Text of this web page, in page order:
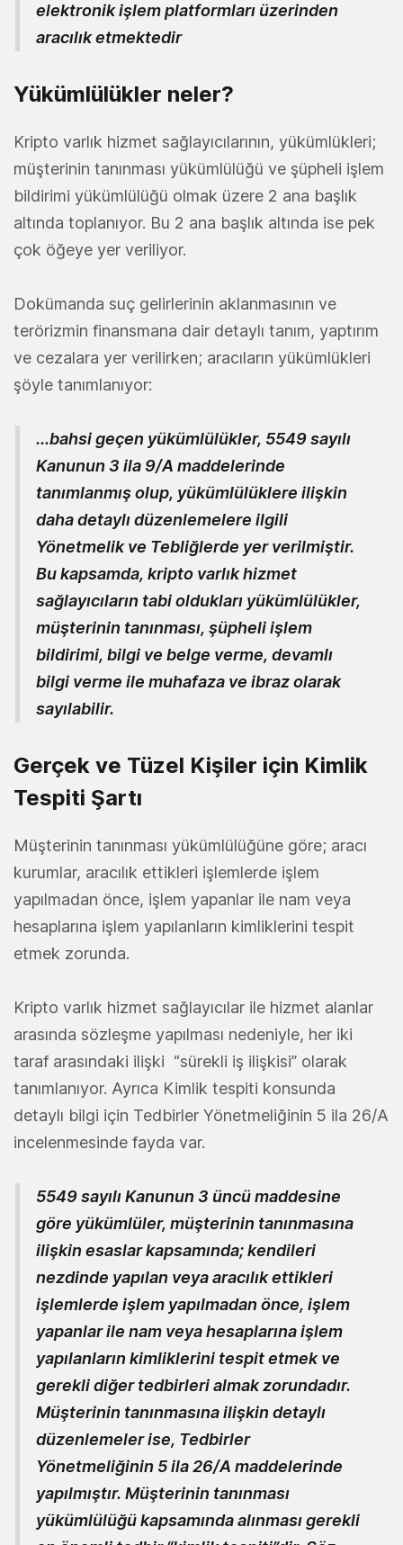
elektronik işlem platformları üzerinden
aracılık etmektedir
Yükümlülükler neler?
Kripto varlık hizmet sağlayıcılarının, yükümlükleri;
müşterinin tanınması yükümlülüğü ve şüpheli işlem
bildirimi yükümlülüğü olmak üzere 2 ana başlık
altında toplanıyor. Bu 2 ana başlık altında ise pek
çok öğeye yer veriliyor.
Dokümanda suç gelirlerinin aklanmasının ve
terörizmin finansmana dair detaylı tanım, yaptırım
ve cezalara yer verilirken; aracıların yükümlükleri
şöyle tanımlanıyor:
...bahsi geçen yükümlülükler, 5549 sayılı
Kanunun 3 ila 9/A maddelerinde
tanımlanmış olup, yükümlülüklere ilişkin
daha detaylı düzenlemelere ilgili
Yönetmelik ve Tebliğlerde yer verilmiştir.
Bu kapsamda, kripto varlık hizmet
sağlayıcıların tabi oldukları yükümlülükler,
müşterinin tanınması, şüpheli işlem
bildirimi, bilgi ve belge verme, devamlı
bilgi verme ile muhafaza ve ibraz olarak
sayılabilir.
Gerçek ve Tüzel Kişiler için Kimlik
Tespiti Şartı
Müşterinin tanınması yükümlülüğüne göre; aracı
kurumlar, aracılık ettikleri işlemlerde işlem
yapılmadan önce, işlem yapanlar ile nam veya
hesaplarına işlem yapılanların kimliklerini tespit
etmek zorunda.
Kripto varlık hizmet sağlayıcılar ile hizmet alanlar
arasında sözleşme yapılması nedeniyle, her iki
taraf arasındaki ilişki “sürekli iş ilişkisi” olarak
tanımlanıyor. Ayrıca Kimlik tespiti konsunda
detaylı bilgi için Tedbirler Yönetmeliğinin 5 ila 26/A
incelenmesinde fayda var.
5549 sayılı Kanunun 3 üncü maddesine
göre yükümlüler, müşterinin tanınmasına
ilişkin esaslar kapsamında; kendileri
nezdinde yapılan veya aracılık ettikleri
işlemlerde işlem yapılmadan önce, işlem
yapanlar ile nam veya hesaplarına işlem
yapılanların kimliklerini tespit etmek ve
gerekli diğer tedbirleri almak zorundadır.
Müşterinin tanınmasına ilişkin detaylı
düzenlemeler ise, Tedbirler
Yönetmeliğinin 5 ila 26/A maddelerinde
yapılmıştır. Müşterinin tanınması
yükümlülüğü kapsamında alınması gerekli